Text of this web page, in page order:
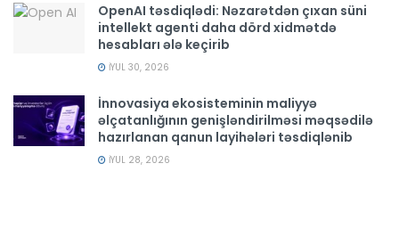
OpenAI təsdiqlədi: Nəzarətdən çıxan süni
intellekt agenti daha dörd xidmətdə
hesabları ələ keçirib
İYUL 30, 2026
İnnovasiya ekosisteminin maliyyə
əlçatanlığının genişləndirilməsi məqsədilə
hazırlanan qanun layihələri təsdiqlənib
İYUL 28, 2026